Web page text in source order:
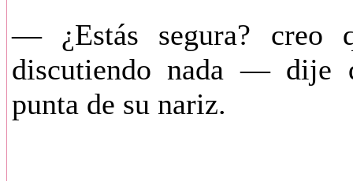
— ¿Estás segura? creo
discutiendo nada — dije
punta de su nariz.